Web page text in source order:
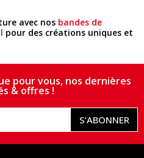
avec nos bandes de
pour des créations uniques et
pour vous, nos dernières
& offres !
S’ABONNER